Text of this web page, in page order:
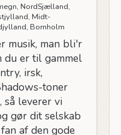
NordSjælland,
Midt-
Bornholm
musik, man bli'r
du er til gammel
irsk,
toner
så leverer vi
gør dit selskab
af den gode